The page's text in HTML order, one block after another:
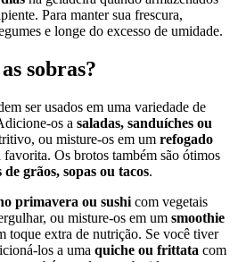
Para manter sua frescura,
e longe do excesso de umidade.
sobras?
ser usados em uma variedade de
os a saladas, sanduíches ou
ou misture-os em um refogado
Os brotos também são ótimos
de grãos, sopas ou tacos.
primavera ou sushi com vegetais
ou misture-os em um smoothie
toque extra de nutrição. Se você tiver
los a uma quiche ou frittata com